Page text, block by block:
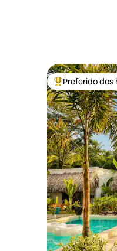
Entre os
Preferido dos